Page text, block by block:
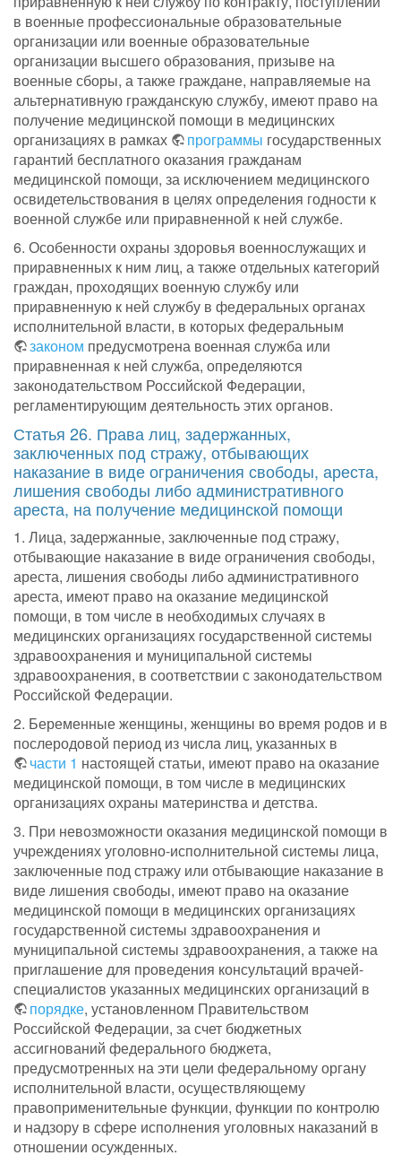
в военные профессиональные образовательные
организации или военные образовательные
организации высшего образования, призыве на
военные сборы, а также граждане, направляемые на
альтернативную гражданскую службу, имеют право на
получение медицинской помощи в медицинских
организациях в рамках
программы государственных
гарантий бесплатного оказания гражданам
медицинской помощи, за исключением медицинского
освидетельствования в целях определения годности к
военной службе или приравненной к ней службе.
6. Особенности охраны здоровья военнослужащих и
приравненных к ним лиц, а также отдельных категорий
граждан, проходящих военную службу или
приравненную к ней службу в федеральных органах
исполнительной власти, в которых федеральным
законом предусмотрена военная служба или
приравненная к ней служба, определяются
законодательством Российской Федерации,
регламентирующим деятельность этих органов.
Статья 26. Права лиц, задержанных,
заключенных под стражу, отбывающих
наказание в виде ограничения свободы, ареста,
лишения свободы либо административного
ареста, на получение медицинской помощи
1. Лица, задержанные, заключенные под стражу,
отбывающие наказание в виде ограничения свободы,
ареста, лишения свободы либо административного
ареста, имеют право на оказание медицинской
помощи, в том числе в необходимых случаях в
медицинских организациях государственной системы
здравоохранения и муниципальной системы
здравоохранения, в соответствии с законодательством
Российской Федерации.
2. Беременные женщины, женщины во время родов и в
послеродовой период из числа лиц, указанных в
части 1 настоящей статьи, имеют право на оказание
медицинской помощи, в том числе в медицинских
организациях охраны материнства и детства.
3. При невозможности оказания медицинской помощи в
учреждениях уголовно-исполнительной системы лица,
заключенные под стражу или отбывающие наказание в
виде лишения свободы, имеют право на оказание
медицинской помощи в медицинских организациях
государственной системы здравоохранения и
муниципальной системы здравоохранения, а также на
приглашение для проведения консультаций врачей-
специалистов указанных медицинских организаций в
порядке, установленном Правительством
Российской Федерации, за счет бюджетных
ассигнований федерального бюджета,
предусмотренных на эти цели федеральному органу
исполнительной власти, осуществляющему
правоприменительные функции, функции по контролю
и надзору в сфере исполнения уголовных наказаний в
отношении осужденных.